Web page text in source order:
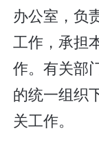
办公室，负
工作，承担
作。有关部
的统一组织
关工作。